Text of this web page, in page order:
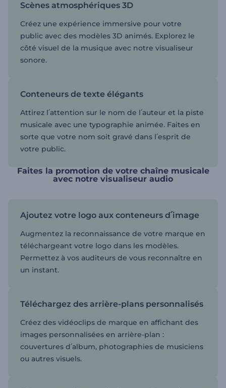
Scènes atmosphériques 3D
Créez une expérience immersive pour votre
public avec des modèles 3D animés. Explorez le
côté visuel de la musique avec notre visualiseur
sonore.
Conteneurs de texte élégants
Attirez l՛attention sur le nom de l՛auteur et la piste
musicale avec une typographie animée. Faites en
sorte que votre nom soit gravé dans l՛esprit de
votre public.
Faites la promotion de votre chaîne musicale
avec notre visualiseur audio
Ajoutez votre logo aux conteneurs d՛image
Augmentez la reconnaissance de votre marque en
téléchargeant votre logo dans les modèles.
Permettez à vos auditeurs de vous reconnaître en
un instant.
Téléchargez des arrière-plans personnalisés
Créez des vidéoclips de marque en affichant des
images personnalisées en arrière-plan :
couvertures d՛album, photographies de musiciens
ou autres visuels.